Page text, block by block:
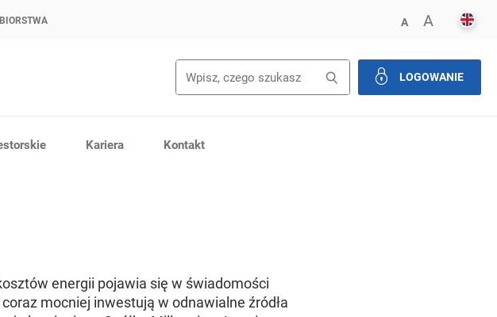
AZMNIEJSZ FONT
A
WyszukajLOGOWANIE
Kariera Kontakt
energii pojawia się w świadomości
mocniej inwestują w odnawialne źródła